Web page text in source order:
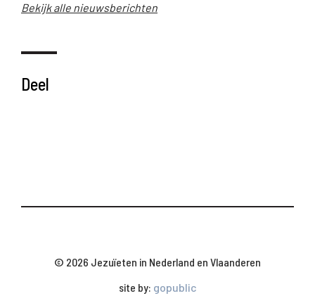
Bekijk alle nieuwsberichten
Deel
© 2026 Jezuïeten in Nederland en Vlaanderen
site by: gopublic